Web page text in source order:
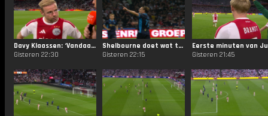
Davy Klaassen: ‘Vandaag kom je er nog een soort van mee weg’
Gisteren 22:30
Shelbourne doet wat terug!
Gisteren 22:15
Gisteren 21:45